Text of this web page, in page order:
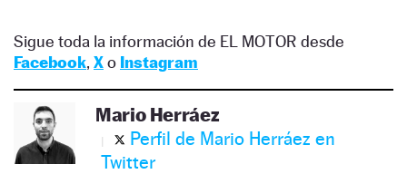
Sigue toda la información de EL MOTOR desde
Facebook, Xo Instagram
Mario Herráez
Perfil de Mario Herráez en
Twitter